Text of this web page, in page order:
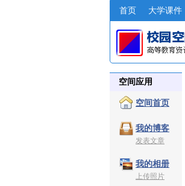
首页 大学课件
空间应用
空间首页
我的博客
发表文章
我的相册
上传照片